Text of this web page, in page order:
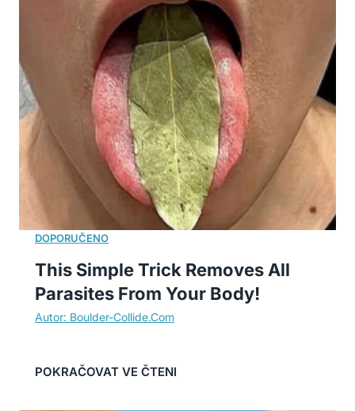
This Simple Trick Removes All
Parasites From Your Body!